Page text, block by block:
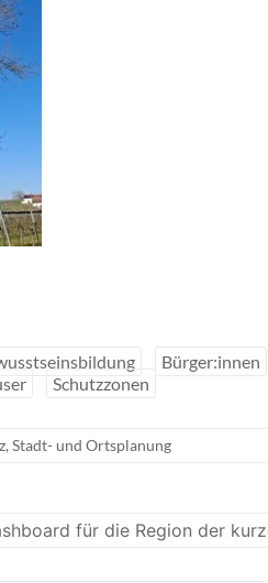
Bürger:innen
Schutzzonen
, Stadt- und Ortsplanung
für die Region der